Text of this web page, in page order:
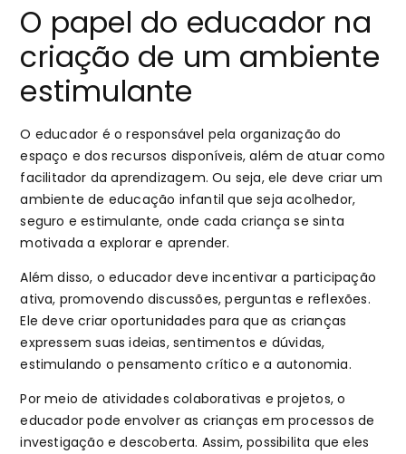
O papel do educador na
criação de um ambiente
estimulante
O educador é o responsável pela organização do
espaço e dos recursos disponíveis, além de atuar como
facilitador da aprendizagem. Ou seja, ele deve criar um
ambiente de educação infantil que seja acolhedor,
seguro e estimulante, onde cada criança se sinta
motivada a explorar e aprender.
Além disso, o educador deve incentivar a participação
ativa, promovendo discussões, perguntas e reflexões.
Ele deve criar oportunidades para que as crianças
expressem suas ideias, sentimentos e dúvidas,
estimulando o pensamento crítico e a autonomia.
Por meio de atividades colaborativas e projetos, o
educador pode envolver as crianças em processos de
investigação e descoberta. Assim, possibilita que eles